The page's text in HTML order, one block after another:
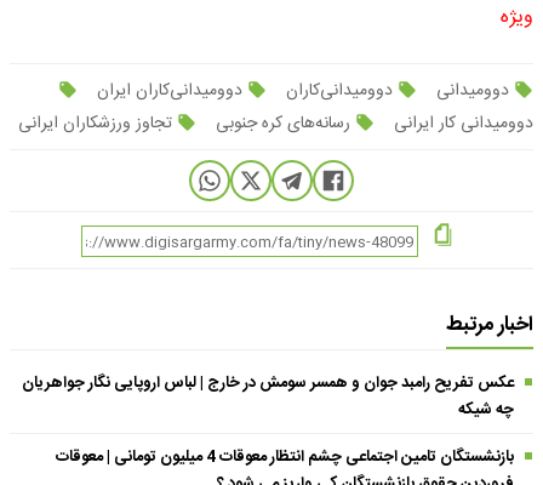
ویژه
دوومیدانی دوومیدانی‌کاران
دوومیدانی‌کاران ایران
دوومیدانی کار ایرانی
رسانه‌های کره جنوبی تجاوز ورزشکاران ایرانی
اخبار مرتبط
عکس تفریح رامبد جوان و همسر سومش در خارج | لباس اروپایی نگار جواهریان
چه شیکه
بازنشستگان تامین اجتماعی چشم انتظار معوقات 4 میلیون تومانی | معوقات